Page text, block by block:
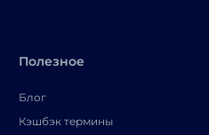
Полезное
Блог
Кэшбэк термины